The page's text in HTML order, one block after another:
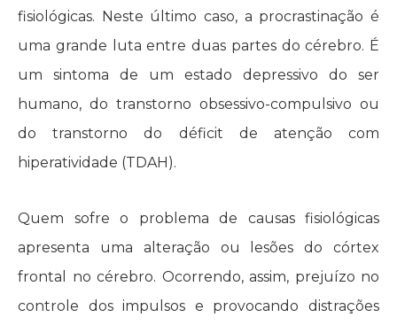
fisiológicas. Neste último caso, a procrastinação é
uma grande luta entre duas partes do cérebro. É
um sintoma de um estado depressivo do ser
humano, do transtorno obsessivo-compulsivo ou
do transtorno do déficit de atenção com
hiperatividade (TDAH).
Quem sofre o problema de causas fisiológicas
apresenta uma alteração ou lesões do córtex
frontal no cérebro. Ocorrendo, assim, prejuízo no
controle dos impulsos e provocando distrações